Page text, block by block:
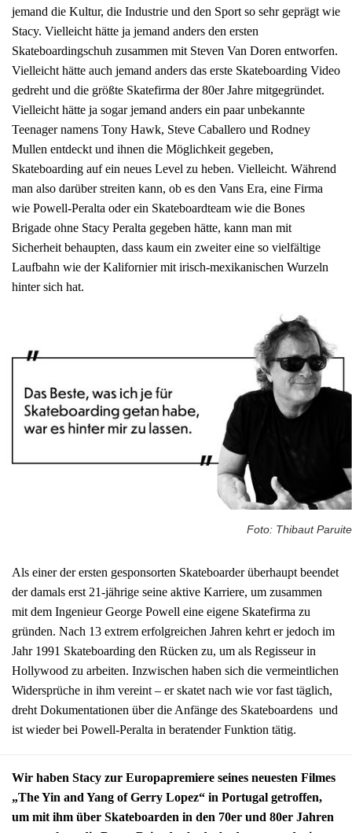
jemand die Kultur, die Industrie und den Sport so sehr geprägt wie
Stacy. Vielleicht hätte ja jemand anders den ersten
Skateboardingschuh zusammen mit Steven Van Doren entworfen.
Vielleicht hätte auch jemand anders das erste Skateboarding Video
gedreht und die größte Skatefirma der 80er Jahre mitgegründet.
Vielleicht hätte ja sogar jemand anders ein paar unbekannte
Teenager namens Tony Hawk, Steve Caballero und Rodney
Mullen entdeckt und ihnen die Möglichkeit gegeben,
Skateboarding auf ein neues Level zu heben. Vielleicht. Während
man also darüber streiten kann, ob es den Vans Era, eine Firma
wie Powell-Peralta oder ein Skateboardteam wie die Bones
Brigade ohne Stacy Peralta gegeben hätte, kann man mit
Sicherheit behaupten, dass kaum ein zweiter eine so vielfältige
Laufbahn wie der Kalifornier mit irisch-mexikanischen Wurzeln
hinter sich hat.
Foto: Thibaut Paruite
Als einer der ersten gesponsorten Skateboarder überhaupt beendet
der damals erst 21-jährige seine aktive Karriere, um zusammen
mit dem Ingenieur George Powell eine eigene Skatefirma zu
gründen. Nach 13 extrem erfolgreichen Jahren kehrt er jedoch im
Jahr 1991 Skateboarding den Rücken zu, um als Regisseur in
Hollywood zu arbeiten. Inzwischen haben sich die vermeintlichen
Widersprüche in ihm vereint – er skatet nach wie vor fast täglich,
dreht Dokumentationen über die Anfänge des Skateboardens und
ist wieder bei Powell-Peralta in beratender Funktion tätig.
Wir haben Stacy zur Europapremiere seines neuesten Filmes
„The Yin and Yang of Gerry Lopez“ in Portugal getroffen,
um mit ihm über Skateboarden in den 70er und 80er Jahren